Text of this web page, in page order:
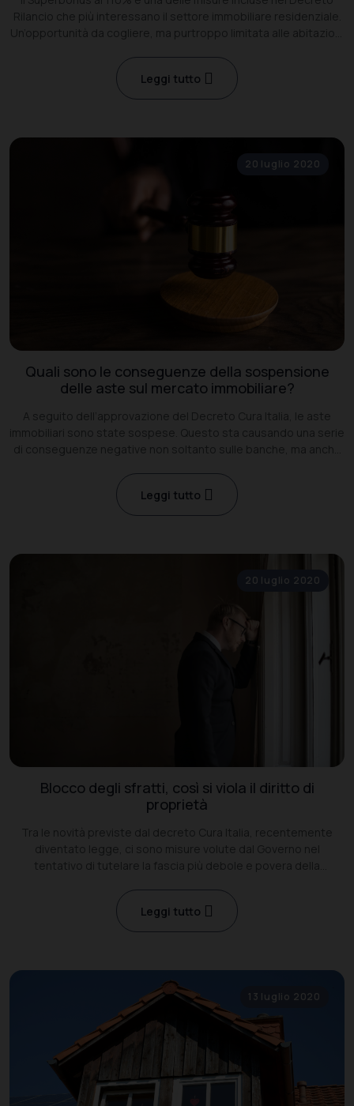
Rilancio che più interessano il settore immobiliare residenziale.
Un’opportunità da cogliere, ma purtroppo limitata alle abitazioni
Leggi tutto
20 luglio 2020
Quali sono le conseguenze della sospensione
delle aste sul mercato immobiliare?
A seguito dell’approvazione del Decreto Cura Italia, le aste
immobiliari sono state sospese. Questo sta causando una serie
di conseguenze negative non soltanto sulle banche, ma anche
Leggi tutto
20 luglio 2020
Blocco degli sfratti, così si viola il diritto di
proprietà
Tra le novità previste dal decreto Cura Italia, recentemente
diventato legge, ci sono misure volute dal Governo nel
tentativo di tutelare la fascia più debole e povera della
Leggi tutto
13 luglio 2020